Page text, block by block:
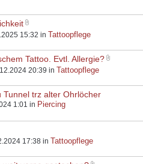
15:32 in Tattoopflege
Tattoo. Evtl. Allergie?
20:39 in Tattoopflege
Tunnel trz alter Ohrlöcher
1:01 in Piercing
17:38 in Tattoopflege